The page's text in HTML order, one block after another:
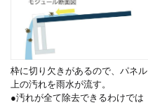
枠に切り欠きがあるので、パネル
上の汚れを雨水が流す。
●汚れが全て除去できるわけでは